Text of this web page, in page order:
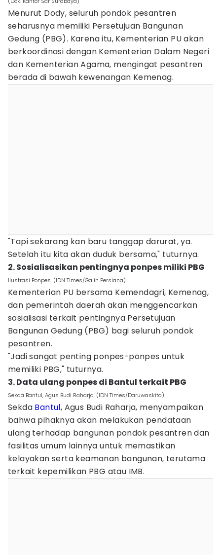
Menurut Dody, seluruh pondok pesantren
seharusnya memiliki Persetujuan Bangunan
Gedung (PBG). Karena itu, Kementerian PU akan
berkoordinasi dengan Kementerian Dalam Negeri
dan Kementerian Agama, mengingat pesantren
berada di bawah kewenangan Kemenag.
"Tapi sekarang kan baru tanggap darurat, ya.
Setelah itu kita akan duduk bersama," tuturnya.
‎2. Sosialisasikan pentingnya ponpes miliki PBG
Ilustrasi Ponpes. (IDN Times/Galih Persiana)
Kementerian PU bersama Kemendagri, Kemenag,
dan pemerintah daerah akan menggencarkan
sosialisasi terkait pentingnya Persetujuan
Bangunan Gedung (PBG) bagi seluruh pondok
pesantren.
"Jadi sangat penting ponpes-ponpes untuk
memiliki PBG," tuturnya.
3. Data ulang ponpes di Bantul terkait PBG
Sekda Bantul, Agus Budi Raharja. (IDN Times/Daruwaskita)
Sekda Bantul, Agus Budi Raharja, menyampaikan
bahwa pihaknya akan melakukan pendataan
ulang terhadap bangunan pondok pesantren dan
fasilitas umum lainnya untuk memastikan
kelayakan serta keamanan bangunan, terutama
terkait kepemilikan PBG atau IMB.